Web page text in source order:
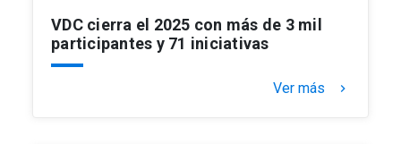
VDC cierra el 2025 con más de 3 mil
participantes y 71 iniciativas
Ver más keyboard_arrow_right